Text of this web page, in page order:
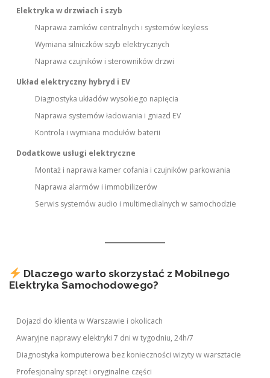
Elektryka w drzwiach i szyb
Naprawa zamków centralnych i systemów keyless
Wymiana silniczków szyb elektrycznych
Naprawa czujników i sterowników drzwi
Układ elektryczny hybryd i EV
Diagnostyka układów wysokiego napięcia
Naprawa systemów ładowania i gniazd EV
Kontrola i wymiana modułów baterii
Dodatkowe usługi elektryczne
Montaż i naprawa kamer cofania i czujników parkowania
Naprawa alarmów i immobilizerów
Serwis systemów audio i multimedialnych w samochodzie
Dlaczego warto skorzystać z Mobilnego
Elektryka Samochodowego?
Dojazd do klienta w Warszawie i okolicach
Awaryjne naprawy elektryki 7 dni w tygodniu, 24h/7
Diagnostyka komputerowa bez konieczności wizyty w warsztacie
Profesjonalny sprzęt i oryginalne części